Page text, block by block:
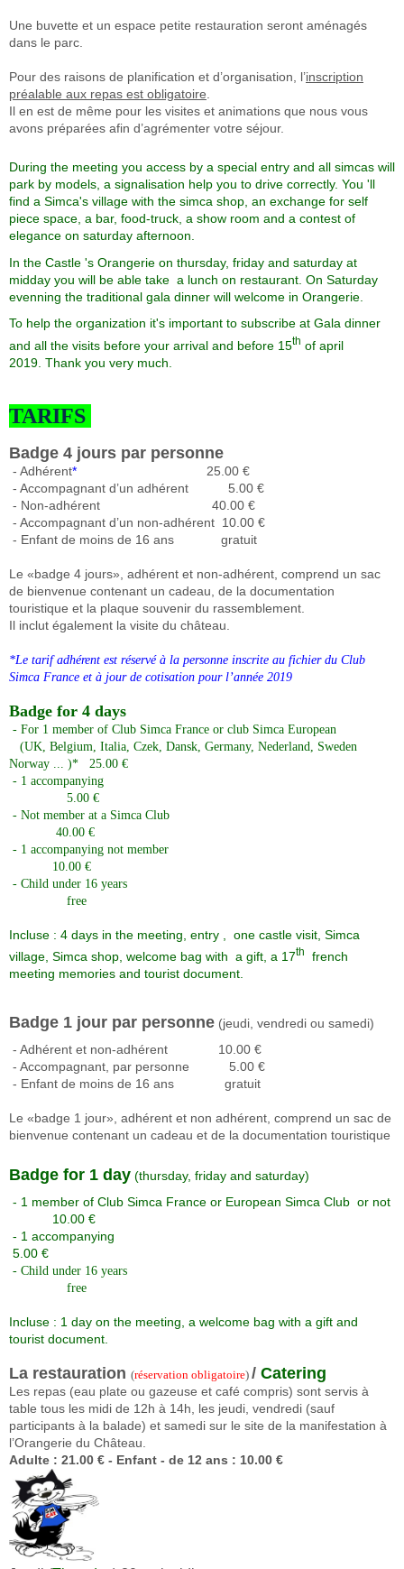
Une buvette et un espace petite restauration seront aménagés
dans le parc.
Pour des raisons de planification et d’organisation, l’inscription
préalable aux repas est obligatoire.
Il en est de même pour les visites et animations que nous vous
avons préparées afin d’agrémenter votre séjour.
During the meeting you access by a special entry and all simcas will
park by models, a signalisation help you to drive correctly. You 'll
find a Simca's village with the simca shop, an exchange for self
piece space, a bar, food-truck, a show room and a contest of
elegance on saturday afternoon.
In the Castle 's Orangerie on thursday, friday and saturday at
midday you will be able take a lunch on restaurant. On Saturday
evenning the traditional gala dinner will welcome in Orangerie.
To help the organization it's important to subscribe at Gala dinner
and all the visits before your arrival and before 15th of april
2019. Thank you very much.
TARIFS
Badge 4 jours par personne
- Adhérent* 25.00 €
- Accompagnant d’un adhérent 5.00 €
- Non-adhérent 40.00 €
- Accompagnant d’un non-adhérent 10.00 €
- Enfant de moins de 16 ans gratuit
Le «badge 4 jours», adhérent et non-adhérent, comprend un sac
de bienvenue contenant un cadeau, de la documentation
touristique et la plaque souvenir du rassemblement.
Il inclut également la visite du château.
*Le tarif adhérent est réservé à la personne inscrite au fichier du Club
Simca France et à jour de cotisation pour l’année 2019
Badge for 4 days
- For 1 member of Club Simca France or club Simca European
(UK, Belgium, Italia, Czek, Dansk, Germany, Nederland, Sweden
Norway ... )* 25.00 €
- 1 accompanying
5.00 €
- Not member at a Simca Club
40.00 €
- 1 accompanying not member
10.00 €
- Child under 16 years
free
Incluse : 4 days in the meeting, entry , one castle visit, Simca
village, Simca shop, welcome bag with a gift, a 17th
french
meeting memories and tourist document.
Badge 1 jour par personne (jeudi, vendredi ou samedi)
- Adhérent et non-adhérent 10.00 €
- Accompagnant, par personne 5.00 €
- Enfant de moins de 16 ans gratuit
Le «badge 1 jour», adhérent et non adhérent, comprend un sac de
bienvenue contenant un cadeau et de la documentation touristique
Badge for 1 day (thursday, friday and saturday)
- 1 member of Club Simca France or European Simca Club or not
10.00 €
- 1 accompanying
5.00 €
- Child under 16 years
free
Incluse : 1 day on the meeting, a welcome bag with a gift and
tourist document.
La restauration (réservation obligatoire) / Catering
Les repas (eau plate ou gazeuse et café compris) sont servis à
table tous les midi de 12h à 14h, les jeudi, vendredi (sauf
participants à la balade) et samedi sur le site de la manifestation à
l’Orangerie du Château.
Adulte : 21.00 € - Enfant - de 12 ans : 10.00 €